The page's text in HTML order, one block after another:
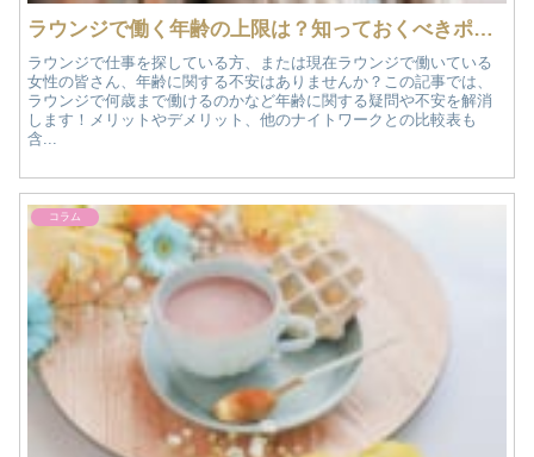
ラウンジで働く年齢の上限は？知っておくべきポイントを紹介
ラウンジで仕事を探している方、または現在ラウンジで働いている
女性の皆さん、年齢に関する不安はありませんか？この記事では、
ラウンジで何歳まで働けるのかなど年齢に関する疑問や不安を解消
します！メリットやデメリット、他のナイトワークとの比較表も
含...
コラム